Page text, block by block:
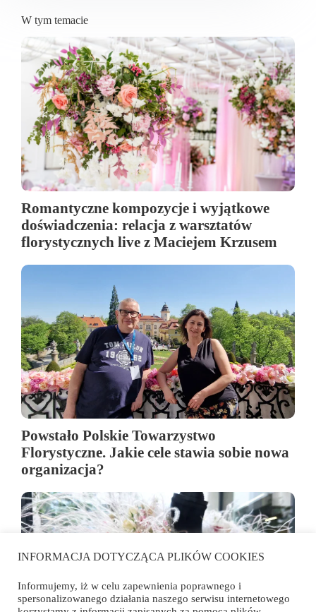
W tym temacie
Romantyczne kompozycje i wyjątkowe
doświadczenia: relacja z warsztatów
florystycznych live z Maciejem Krzusem
Powstało Polskie Towarzystwo
Florystyczne. Jakie cele stawia sobie nowa
organizacja?
INFORMACJA DOTYCZĄCA PLIKÓW COOKIES
Informujemy, iż w celu zapewnienia poprawnego i
spersonalizowanego działania naszego serwisu internetowego